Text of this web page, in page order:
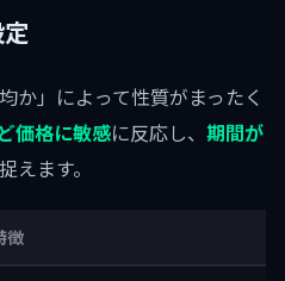
か」によって性質がまったく
価格に敏感に反応し、 期間が
えます。
徴